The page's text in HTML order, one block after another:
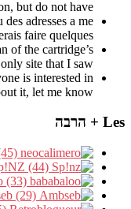
, but do not have..
des adresses a me
faire quelques..
of the cartridge’s
site that I saw...
is interested in
it, let me know.
Les + הרבה